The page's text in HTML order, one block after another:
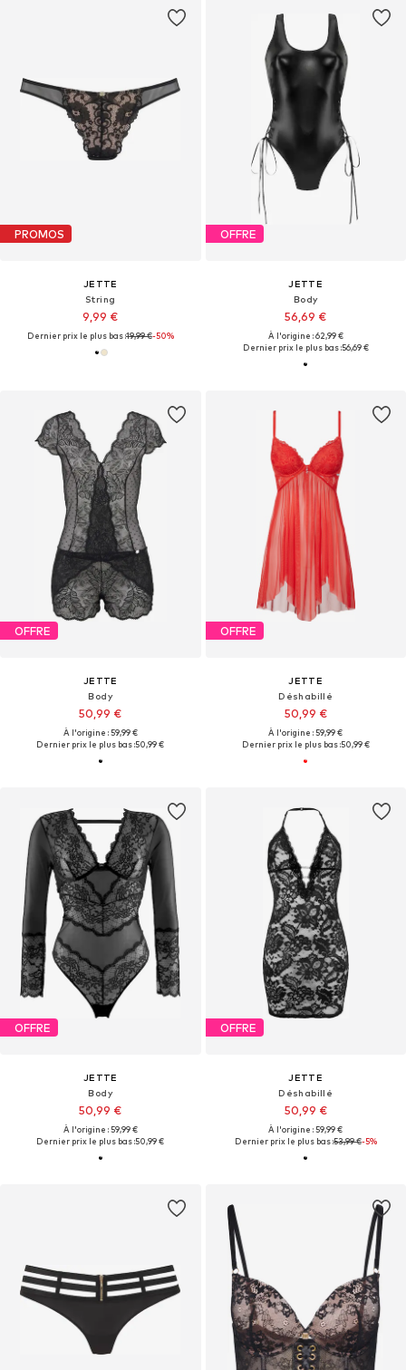
PROMOS
JETTE
String
9,99 €
Dernier prix le plus bas :19,99 €-50%
OFFRE
JETTE
Body
56,69 €
À l'origine : 62,99 €
Dernier prix le plus bas :56,69 €
OFFRE
JETTE
Body
50,99 €
À l'origine : 59,99 €
Dernier prix le plus bas :50,99 €
OFFRE
JETTE
Déshabillé
50,99 €
À l'origine : 59,99 €
Dernier prix le plus bas :50,99 €
OFFRE
JETTE
Body
50,99 €
À l'origine : 59,99 €
Dernier prix le plus bas :50,99 €
OFFRE
JETTE
Déshabillé
50,99 €
À l'origine : 59,99 €
Dernier prix le plus bas :53,99 €-5%